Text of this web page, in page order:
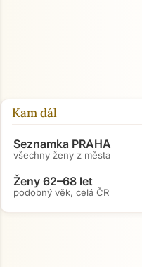
Kam dál
Seznamka PRAHA
všechny ženy z města
Ženy 62–68 let
podobný věk, celá ČR